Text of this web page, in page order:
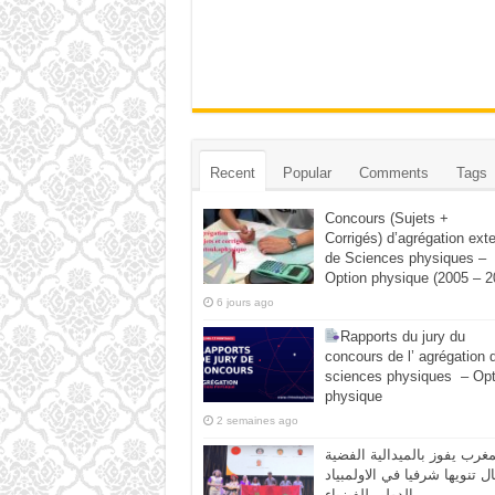
Recent Popular Comments Tags
Concours (Sujets +
Corrigés) d’agrégation
de Sciences physiques –
Option physique (2005 –
6 jours ago
Rapports du jury du
concours de l’ agrégation
sciences physiques –
physique
2 semaines ago
يفوز بالميدالية الفضية
تنويها شرفيا في الاولمبياد